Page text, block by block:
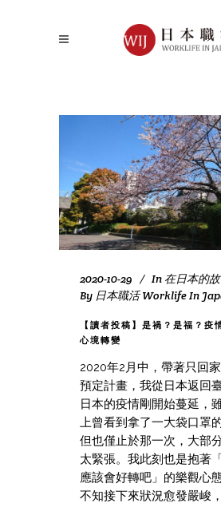
2020-10-29 In 在日本的
By 日本職活 Worklife In
【讀者投稿】是禍？是福？疫
心境轉變
2020年2月中，帶著只回
預定計畫，我從日本返回
日本的疫情剛開始蔓延，
上曾看到拿了一大袋口罩
但也僅止於那一次，大部
太緊張。我此刻也是抱著
應該會好轉吧」的樂觀心
不知接下來狀況愈發嚴峻